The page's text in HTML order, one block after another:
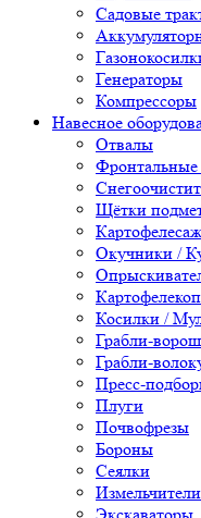
Садовые
Генераторы
Компрессоры
Навесное
Отвалы
Фронтальные
Щётки
Окучники /
Косилки /
Грабли-
Грабли-
Пресс-
Плуги
Почвофрезы
Бороны
Сеялки